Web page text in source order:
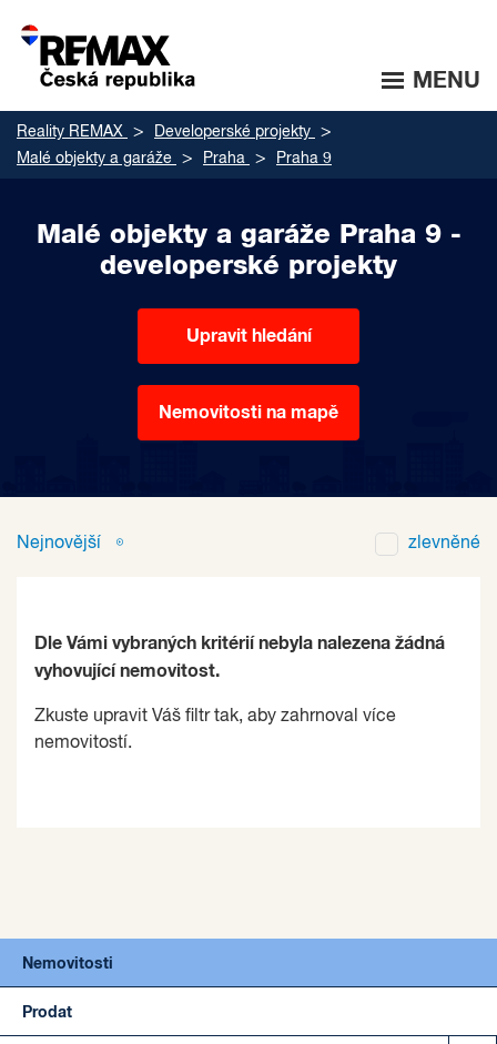
MENU
Reality REMAX
Developerské projekty
Malé objekty a garáže
Praha Praha 9
Malé objekty a garáže Praha 9 -
developerské projekty
Upravit hledání
Nemovitosti na mapě
Nejnovější zlevněné
Dle Vámi vybraných kritérií nebyla nalezena žádná
vyhovující nemovitost.
Zkuste upravit Váš filtr tak, aby zahrnoval více
nemovitostí.
Nemovitosti
Prodat